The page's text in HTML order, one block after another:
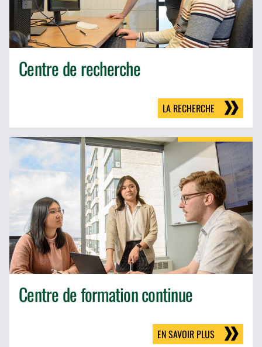
Centre de recherche
LA RECHERCHE
Centre de formation continue
EN SAVOIR PLUS